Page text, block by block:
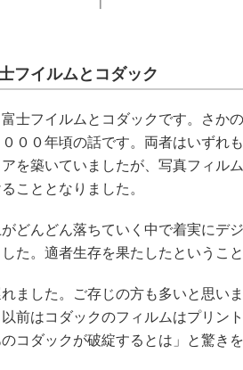
フイルムとコダック
士フイルムとコダックです。さか
００年頃の話です。両者はいずれ
を築いていましたが、写真フィル
こととなりました。
どんどん落ちていく中で着実にデ
た。適者生存を果たしたということ
ました。ご存じの方も多いと思い
前はコダックのフィルムはプリン
コダックが破綻するとは」と驚き